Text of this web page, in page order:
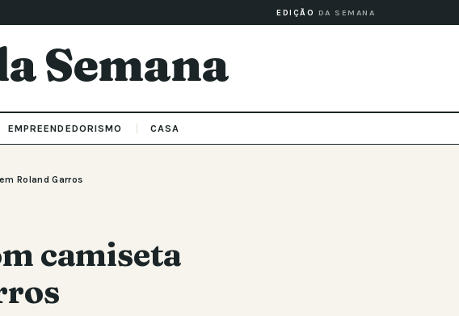
EDIÇÃO DA SEMANA
Semana
EMPREENDEDORISMO CASA
Roland Garros
camiseta